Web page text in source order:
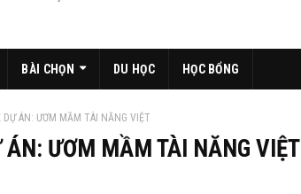
BÀI CHỌN DU HỌC HỌC BỔNG
DỰ ÁN: ƯƠM MẦM TÀI NĂNG VIỆT
ÁN: ƯƠM MẦM TÀI NĂNG VIỆT